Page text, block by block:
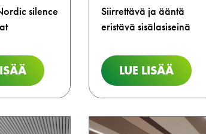
silence
Siirrettävä ja ääntä
eristävä sisälasiseinä
LUE LISÄÄ